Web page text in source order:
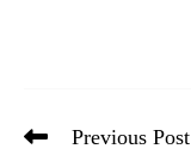
Read
Previous Post